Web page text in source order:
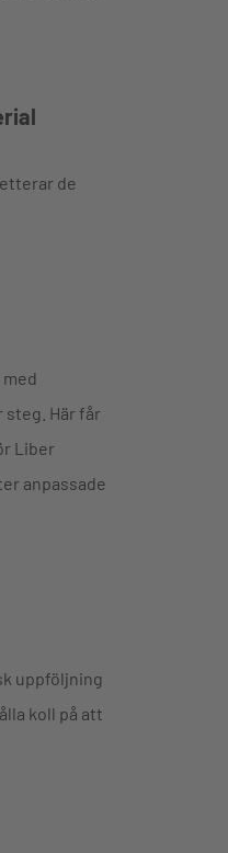
de
Här får
Liber
anpassade
uppföljning
koll på att